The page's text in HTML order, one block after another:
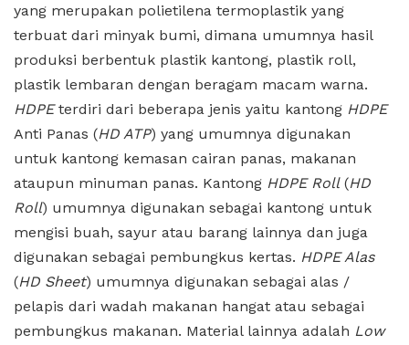
yang merupakan polietilena termoplastik yang
terbuat dari minyak bumi, dimana umumnya hasil
produksi berbentuk plastik kantong, plastik roll,
plastik lembaran dengan beragam macam warna.
HDPEterdiri dari beberapa jenis yaitu kantong HDPE
Anti Panas (HD ATP) yang umumnya digunakan
untuk kantong kemasan cairan panas, makanan
ataupun minuman panas. Kantong HDPE Roll(HD
Roll) umumnya digunakan sebagai kantong untuk
mengisi buah, sayur atau barang lainnya dan juga
digunakan sebagai pembungkus kertas. HDPE Alas
(HD Sheet) umumnya digunakan sebagai alas /
pelapis dari wadah makanan hangat atau sebagai
pembungkus makanan. Material lainnya adalah Low